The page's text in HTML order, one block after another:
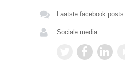
Laatste facebook posts
Sociale media: